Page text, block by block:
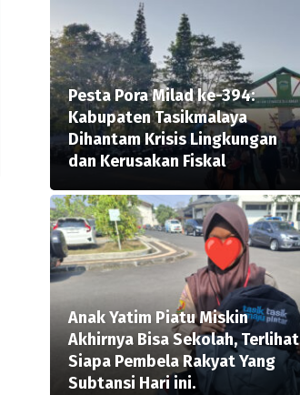
Pesta Pora Milad ke-394:
Kabupaten Tasikmalaya
Dihantam Krisis Lingkungan
dan Kerusakan Fiskal
Anak Yatim Piatu Miskin
Akhirnya Bisa Sekolah, Terlihat
Siapa Pembela Rakyat Yang
Subtansi Hari ini.